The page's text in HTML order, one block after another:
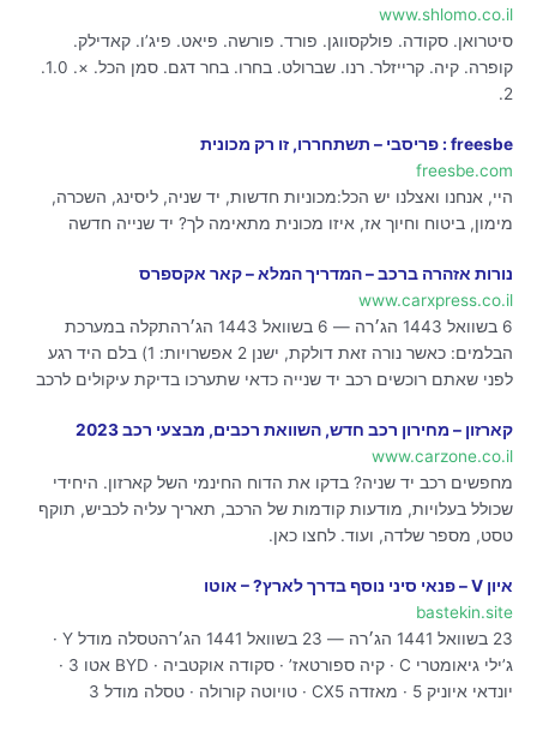
www.shlomo.co.il
סיטרואן. סקודה. פולקסווגן. פורד. פורשה. פיאט. פיג’ו. קאדילק.
קופרה. קיה. קרייזלר. רנו. שברולט. בחרו. בחר דגם. סמן הכל. ×. 1.0.
2.
freesbe : פריסבי – תשתחררו, זו רק מכונית
freesbe.com
היי, אנחנו ואצלנו יש הכל:מכוניות חדשות, יד שניה, ליסינג, השכרה,
מימון, ביטוח וחיוך אז, איזו מכונית מתאימה לך? יד שנייה חדשה
נורות אזהרה ברכב – המדריך המלא – קאר אקספרס
www.carxpress.co.il
6 בשוואל 1443 הג׳רה — 6 בשוואל 1443 הג׳רהתקלה במערכת
הבלמים: כאשר נורה זאת דולקת, ישנן 2 אפשרויות: 1) בלם היד רגע
לפני שאתם רוכשים רכב יד שנייה כדאי שתערכו בדיקת עיקולים לרכב
קארזון – מחירון רכב חדש, השוואת רכבים, מבצעי רכב 2023
www.carzone.co.il
מחפשים רכב יד שניה? בדקו את הדוח החינמי השל קארזון. היחידי
שכולל בעלויות, מודעות קודמות של הרכב, תאריך עליה לכביש, תוקף
טסט, מספר שלדה, ועוד. לחצו כאן.
איון V – פנאי סיני נוסף בדרך לארץ? – אוטו
bastekin.site
23 בשוואל 1441 הג׳רה — 23 בשוואל 1441 הג׳רהטסלה מודל Y ·
ג’ילי גיאומטרי C · קיה ספורטאז’ · סקודה אוקטביה · BYD אטו 3 ·
יונדאי איוניק 5 · מאזדה CX5 · טויוטה קורולה · טסלה מודל 3